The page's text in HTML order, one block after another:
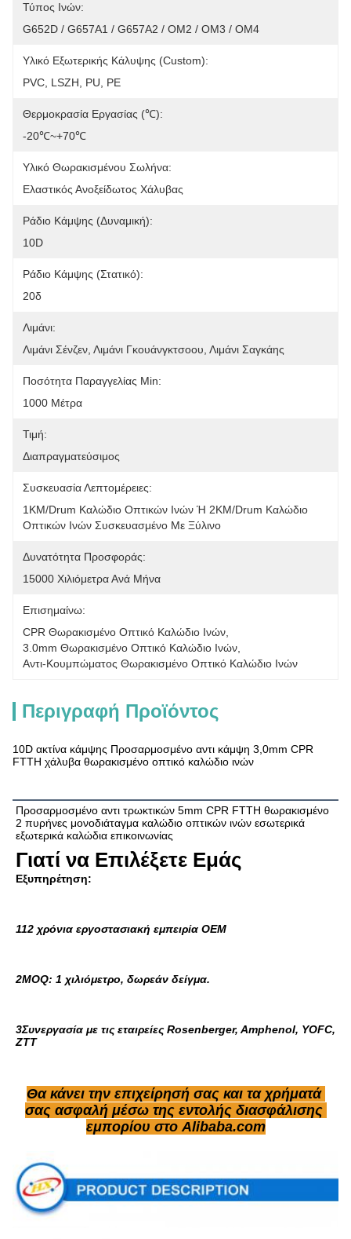
Τύπος Ινών:
G652D / G657A1 / G657A2 / OM2 / OM3 / OM4
Υλικό Εξωτερικής Κάλυψης (Custom):
PVC, LSZH, PU, PE
Θερμοκρασία Εργασίας (℃):
-20℃~+70℃
Υλικό Θωρακισμένου Σωλήνα:
Ελαστικός Ανοξείδωτος Χάλυβας
Ράδιο Κάμψης (Δυναμική):
10D
Ράδιο Κάμψης (στατικό):
20δ
Λιμάνι:
Λιμάνι Σένζεν, Λιμάνι Γκουάνγκτσοου, Λιμάνι Σαγκάης
Ποσότητα Παραγγελίας Min:
1000 Μέτρα
Τιμή:
Διαπραγματεύσιμος
Συσκευασία Λεπτομέρειες:
1KM/drum Καλώδιο Οπτικών Ινών Ή 2KM/drum Καλώδιο
Οπτικών Ινών Συσκευασμένο Με Ξύλινο
Δυνατότητα Προσφοράς:
15000 Χιλιόμετρα Ανά Μήνα
Επισημαίνω:
CPR Θωρακισμένο Οπτικό Καλώδιο Ινών
3.0mm Θωρακισμένο Οπτικό Καλώδιο Ινών
Αντι-Κουμπώματος Θωρακισμένο Οπτικό Καλώδιο Ινών
Περιγραφή Προϊόντος
10D ακτίνα κάμψης Προσαρμοσμένο αντι κάμψη 3,0mm CPR
FTTH χάλυβα θωρακισμένο οπτικό καλώδιο ινών
Προσαρμοσμένο αντι τρωκτικών 5mm CPR FTTH θωρακισμένο
2 πυρήνες μονοδιάταγμα καλώδιο οπτικών ινών εσωτερικά
εξωτερικά καλώδια επικοινωνίας
Γιατί να Επιλέξετε Εμάς
Εξυπηρέτηση:
112 χρόνια εργοστασιακή εμπειρία OEM
2MOQ: 1 χιλιόμετρο, δωρεάν δείγμα.
3Συνεργασία με τις εταιρείες Rosenberger, Amphenol, YOFC,
ZTT
Θα κάνει την επιχείρησή σας και τα χρήματά
σας ασφαλή μέσω της εντολής διασφάλισης
εμπορίου στο Alibaba.com